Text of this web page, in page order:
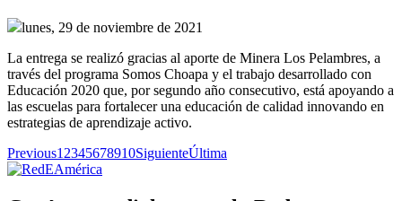
lunes, 29 de noviembre de 2021
La entrega se realizó gracias al aporte de Minera Los Pelambres, a
través del programa Somos Choapa y el trabajo desarrollado con
Educación 2020 que, por segundo año consecutivo, está apoyando a
las escuelas para fortalecer una educación de calidad innovando en
estrategias de aprendizaje activo.
Previous1 2345678910SiguienteÚltima